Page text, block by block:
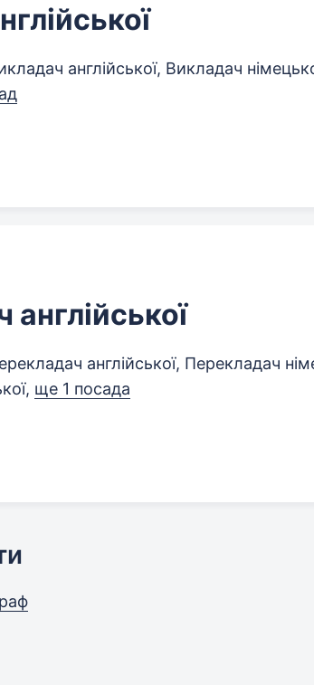
англійської, Викладач
англійської, Перекладач
ще 1 посада